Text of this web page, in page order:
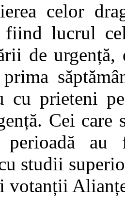
celor
fiind lucrul
de
cu prieteni
Cei
perioadă
studii
votanții